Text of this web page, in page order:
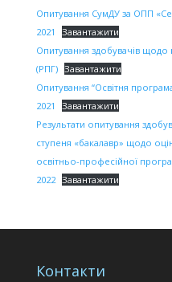
Опитування СумДУ за ОПП
2021
Завантажити
Опитування здобувачів щодо
(РПГ) Завантажити
Опитування “Освітня
2021
Завантажити
Результати опитування
ступеня «бакалавр» щодо
освітньо-професійної
2022 Завантажити
Контакти